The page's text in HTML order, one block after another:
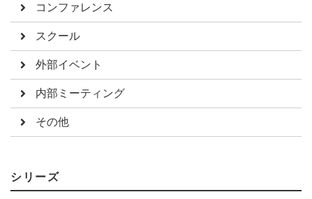
コンファレンス
スクール
外部イベント
内部ミーティング
その他
シリーズ